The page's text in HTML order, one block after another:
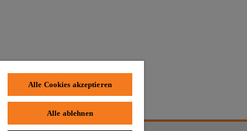
Alle Cookies akzeptieren
Alle ablehnen